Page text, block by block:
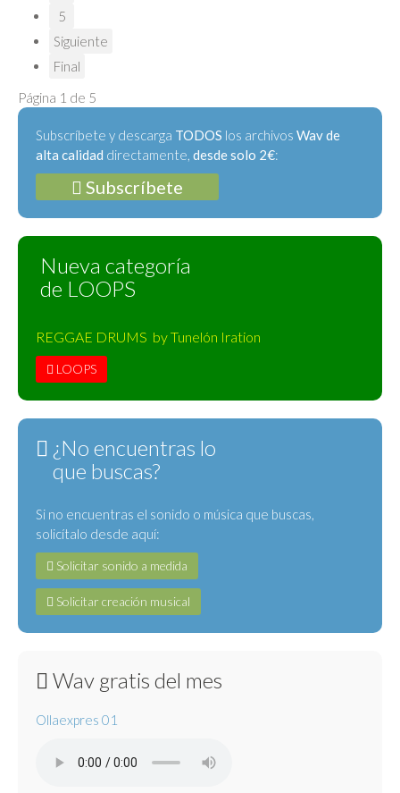
5
Siguiente
Final
Página 1 de 5
Subscríbete y descarga TODOS los archivos Wav de
alta calidad directamente, desde solo 2€:
Subscríbete
Nueva categoría
de LOOPS
REGGAE DRUMS by Tunelón Iration
LOOPS
¿No encuentras lo
que buscas?
Si no encuentras el sonido o música que buscas,
solicítalo desde aquí:
Solicitar sonido a medida
Solicitar creación musical
Wav gratis del mes
Ollaexpres 01